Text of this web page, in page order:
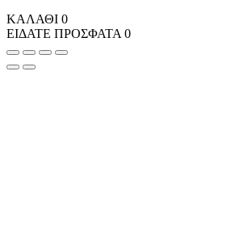
ΚΑΛΑΘΙ 0
ΕΙΔΑΤΕ ΠΡΟΣΦΑΤΑ 0